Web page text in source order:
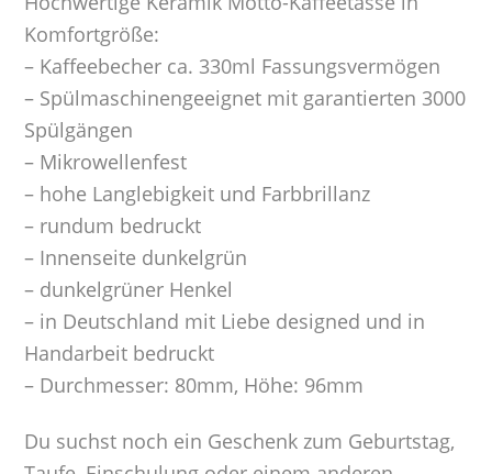
Komfortgröße:
– Kaffeebecher ca. 330ml Fassungsvermögen
– Spülmaschinengeeignet mit garantierten 3000
Spülgängen
– Mikrowellenfest
– hohe Langlebigkeit und Farbbrillanz
– rundum bedruckt
– Innenseite dunkelgrün
– dunkelgrüner Henkel
– in Deutschland mit Liebe designed und in
Handarbeit bedruckt
– Durchmesser: 80mm, Höhe: 96mm
Du suchst noch ein Geschenk zum Geburtstag,